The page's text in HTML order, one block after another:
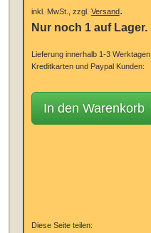
inkl. MwSt., zzgl. Versand.
Nur noch 1 auf Lager.
Lieferung innerhalb 1-3 Werktagen.
Kreditkarten und Paypal Kunden:
In den Warenkorb
Diese Seite teilen: